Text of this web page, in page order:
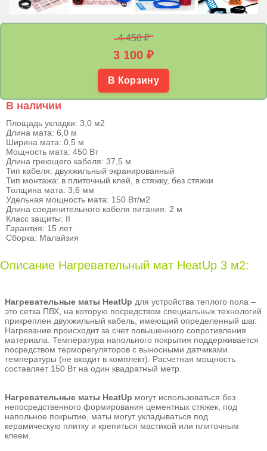
4 450 ₽
3 100 ₽
В Корзину
В наличии
Площадь укладки: 3,0 м2
Длина мата: 6,0 м
Ширина мата: 0,5 м
Мощность мата: 450 Вт
Длина греющего кабеля: 37,5 м
Тип кабеля: двухжильный экранированный
Тип монтажа: в плиточный клей, в стяжку, без стяжки
Толщина мата: 3,6 мм
Удельная мощность мата: 150 Вт/м2
Длина соединительного кабеля питания: 2 м
Класс защиты: II
Гарантия: 15 лет
Сборка: Малайзия
Описание Нагревательный мат HeatUp 3 м2:
Нагревательные маты HeatUp для устройства теплого пола –
это сетка ПВХ, на которую посредством специальных технологий
прикреплен двухжильный кабель, имеющий определенный шаг.
Нагревание происходит за счет повышенного сопротивления
материала. Температура напольного покрытия поддерживается
посредством терморегуляторов с выносными датчиками
температуры (не входит в комплект). Расчетная мощность
составляет 150 Вт на один квадратный метр.
Нагревательные маты HeatUp могут использоваться без
непосредственного формирования цементных стяжек, под
напольное покрытие, маты могут укладываться под
керамическую плитку и крепиться мастикой или плиточным
клеем.